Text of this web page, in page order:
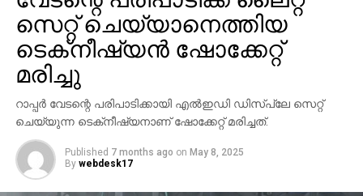
സെറ്റ് ചെയ്യാനെത്തിയ
ടെക്‌നീഷ്യന്‍ ഷോക്കേറ്റ്
മരിച്ചു
റാപ്പര്‍ വേടന്റെ പരിപാടിക്കായി എല്‍ഇഡി ഡിസ്‌പ്ലേ സെറ്റ്
ചെയ്യുന്ന ടെക്‌നീഷ്യനാണ് ഷോക്കേറ്റ് മരിച്ചത്.
Published 7 months ago on May 8, 2025
By webdesk17